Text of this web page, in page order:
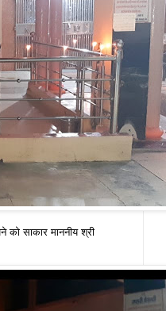
को साकार माननीय श्री